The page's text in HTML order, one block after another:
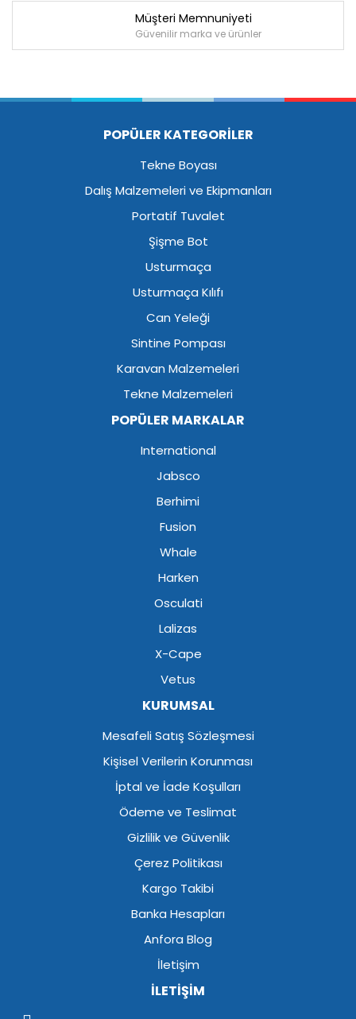
Müşteri Memnuniyeti
Güvenilir marka ve ürünler
POPÜLER KATEGORİLER
Tekne Boyası
Dalış Malzemeleri ve Ekipmanları
Portatif Tuvalet
Şişme Bot
Usturmaça
Usturmaça Kılıfı
Can Yeleği
Sintine Pompası
Karavan Malzemeleri
Tekne Malzemeleri
POPÜLER MARKALAR
International
Jabsco
Berhimi
Fusion
Whale
Harken
Osculati
Lalizas
X-Cape
Vetus
KURUMSAL
Mesafeli Satış Sözleşmesi
Kişisel Verilerin Korunması
İptal ve İade Koşulları
Ödeme ve Teslimat
Gizlilik ve Güvenlik
Çerez Politikası
Kargo Takibi
Banka Hesapları
Anfora Blog
İletişim
İLETİŞİM